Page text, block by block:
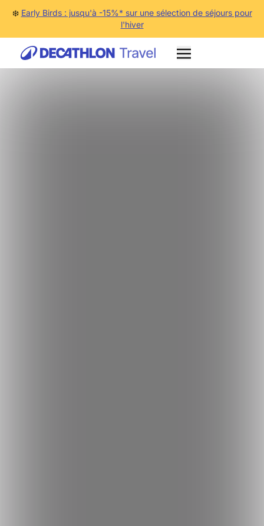
❄️ Early Birds : jusqu'à -15%* sur une sélection de séjours pour
l'hiver